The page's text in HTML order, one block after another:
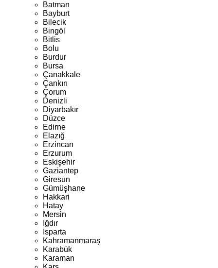
Batman
Bayburt
Bilecik
Bingöl
Bitlis
Bolu
Burdur
Bursa
Çanakkale
Çankırı
Çorum
Denizli
Diyarbakır
Düzce
Edirne
Elazığ
Erzincan
Erzurum
Eskişehir
Gaziantep
Giresun
Gümüşhane
Hakkari
Hatay
Mersin
Iğdır
Isparta
Kahramanmaraş
Karabük
Karaman